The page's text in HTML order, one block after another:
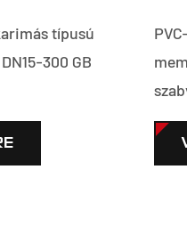
PVC-U G41F-
membránszelep
VIEW